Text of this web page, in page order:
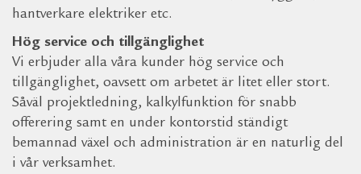
hantverkare elektriker etc.
Hög service och tillgänglighet
Vi erbjuder alla våra kunder hög service och
tillgänglighet, oavsett om arbetet är litet eller stort.
Såväl projektledning, kalkylfunktion för snabb
offerering samt en under kontorstid ständigt
bemannad växel och administration är en naturlig del
i vår verksamhet.